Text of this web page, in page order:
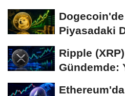
Piyasadaki
Ripple
Gündemde: